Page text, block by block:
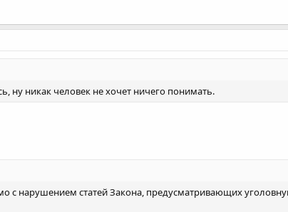
ну никак человек не хочет ничего понимать.
с нарушением статей Закона, предусматривающих